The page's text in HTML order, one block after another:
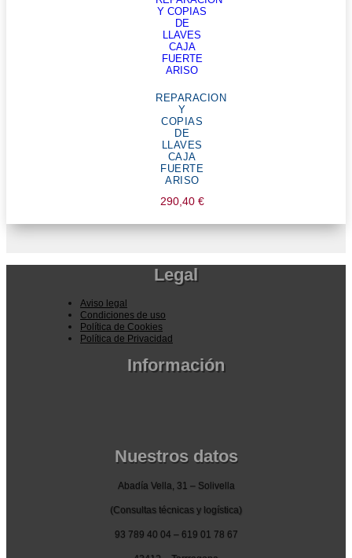
REPARACION
Y
COPIAS
DE
LLAVES
CAJA
FUERTE
ARISO
290,40 €
Legal
Aviso legal
Condiciones de uso
Política de Cookies
Política de Privacidad
Información
Nuestros datos
Abadía Vella, 31 – Solivella
(Consultas técnicas y logística)
93 789 40 04 – 619 01 78 67